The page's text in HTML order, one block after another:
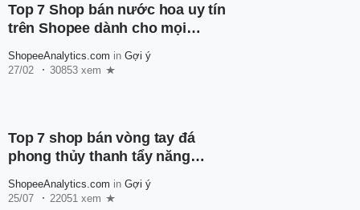
Top 7 Shop bán nước hoa uy tín
trên Shopee dành cho mọi
ShopeeAnalytics.com in Gợi ý
27/02
30853 xem
Top 7 shop bán vòng tay đá
phong thủy thanh tẩy năng
chủ nhân
ShopeeAnalytics.com in Gợi ý
25/07
22051 xem